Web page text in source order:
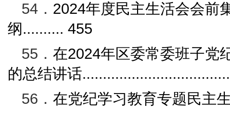
54． 2024年度民主生活会会前
纲.......... 455
55． 在2024年区委常委班子党
的总结讲话
56． 在党纪学习教育专题民主